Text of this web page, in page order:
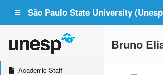
São Paulo State University
Academic Staff
Bruno